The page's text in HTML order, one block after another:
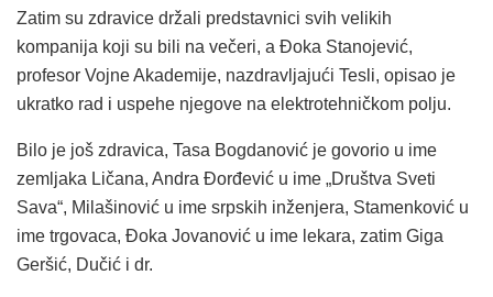
Zatim su zdravice držali predstavnici svih velikih
kompanija koji su bili na večeri, a Đoka Stanojević,
profesor Vojne Akademije, nazdravljajući Tesli, opisao je
ukratko rad i uspehe njegove na elektrotehničkom polju.
Bilo je još zdravica, Tasa Bogdanović je govorio u ime
zemljaka Ličana, Andra Đorđević u ime „Društva Sveti
Sava“, Milašinović u ime srpskih inženjera, Stamenković u
ime trgovaca, Đoka Jovanović u ime lekara, zatim Giga
Geršić, Dučić i dr.